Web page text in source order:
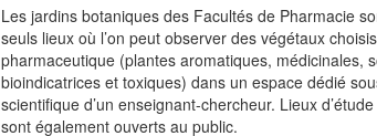
Les jardins botaniques des Facultés de Pharmacie
seuls lieux où l’on peut observer des végétaux
pharmaceutique (plantes aromatiques, médicinales,
bioindicatrices et toxiques) dans un espace dédié
scientifique d’un enseignant-chercheur. Lieux
sont également ouverts au public.